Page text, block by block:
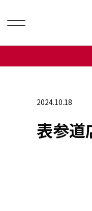
2024.10.18
表参道